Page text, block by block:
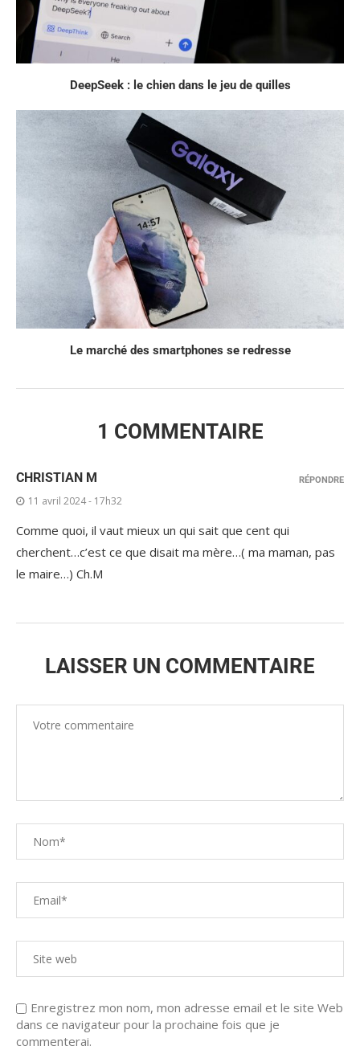
DeepSeek : le chien dans le jeu de quilles
Le marché des smartphones se redresse
1 COMMENTAIRE
CHRISTIAN M
11 avril 2024 - 17h32
Comme quoi, il vaut mieux un qui sait que cent qui
cherchent…c’est ce que disait ma mère…( ma maman, pas
le maire…) Ch.M
RÉPONDRE
LAISSER UN COMMENTAIRE
Enregistrez mon nom, mon adresse email et le site Web
dans ce navigateur pour la prochaine fois que je
commenterai.